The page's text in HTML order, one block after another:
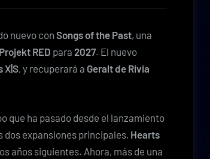
nuevo conSongs of the Past, una
RED para 2027. El nuevo
X|S, y recuperará a Geralt de Rivia
que ha pasado desde el lanzamiento
dos expansiones principales, Hearts
años siguientes. Ahora, más de una